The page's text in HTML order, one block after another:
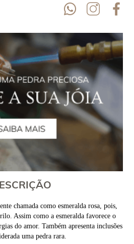
chamada como esmeralda rosa, pois,
Assim como a esmeralda favorece o
do amor. Também apresenta inclusões
uma pedra rara.